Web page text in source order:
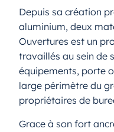
Depuis sa création
aluminium, deux
Ouvertures est un
travaillés au sein de
équipements, porte
large périmètre du
propriétaires de
Grace à son fort